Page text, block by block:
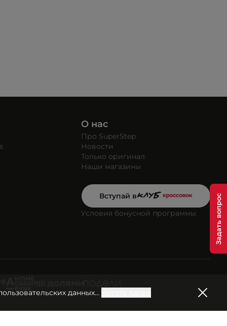
данных...
О нас
Про SuperStep
Новости
Только оригинал
Наши магазины
Вступай в
Условия бонусной программы